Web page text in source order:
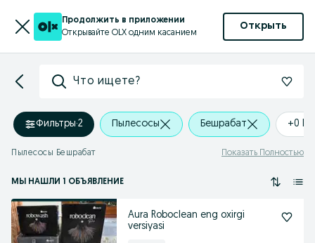
Продолжить в приложении
Открывайте OLX одним касанием
Открыть
Что ищете?
Фильтры·2 Пылесосы Бешрабат +0
Пылесосы Бешрабат Показать Полностью
МЫ НАШЛИ 1 ОБЪЯВЛЕНИЕ
Aura Roboclean eng oxirgi
versiyasi